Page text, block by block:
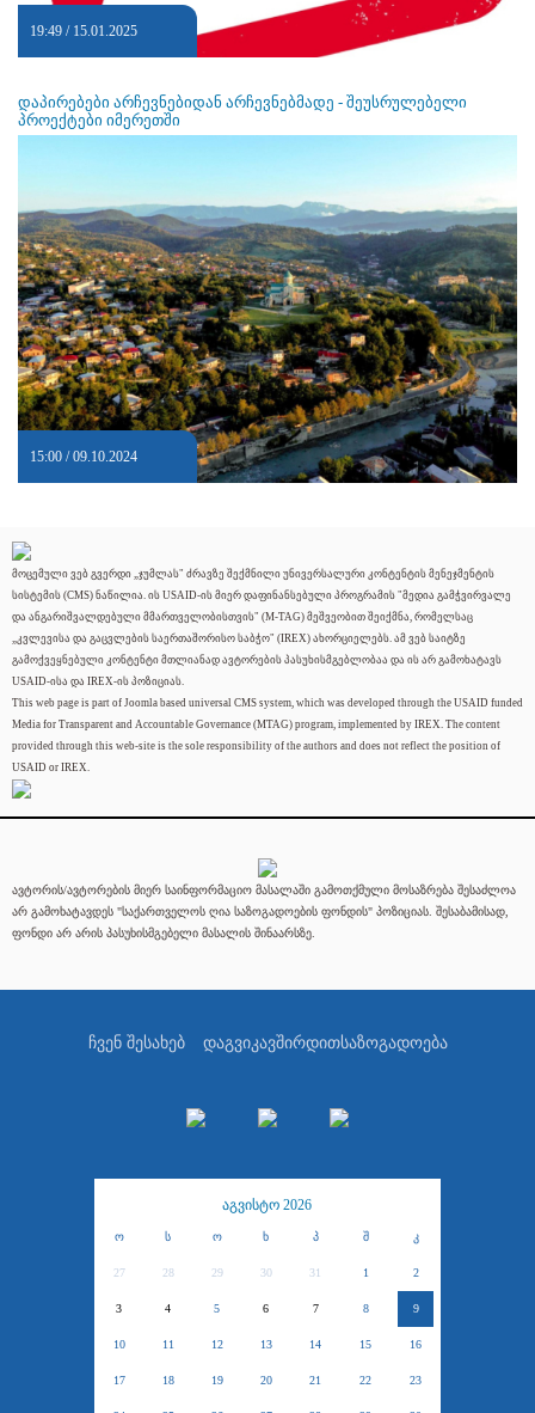
19:49 / 15.01.2025
დაპირებები არჩევნებიდან არჩევნებმადე - შეუსრულებელი
პროექტები იმერეთში
15:00 / 09.10.2024
მოცემული ვებ გვერდი „ჯუმლას" ძრავზე შექმნილი უნივერსალური კონტენტის მენეჯმენტის
სისტემის (CMS) ნაწილია. ის USAID-ის მიერ დაფინანსებული პროგრამის "მედია გამჭვირვალე
და ანგარიშვალდებული მმართველობისთვის" (M-TAG) მეშვეობით შეიქმნა, რომელსაც
„კვლევისა და გაცვლების საერთაშორისო საბჭო" (IREX) ახორციელებს. ამ ვებ საიტზე
გამოქვეყნებული კონტენტი მთლიანად ავტორების პასუხისმგებლობაა და ის არ გამოხატავს
USAID-ისა და IREX-ის პოზიციას.
This web page is part of Joomla based universal CMS system, which was developed through the USAID funded
Media for Transparent and Accountable Governance (MTAG) program, implemented by IREX. The content
provided through this web-site is the sole responsibility of the authors and does not reflect the position of
USAID or IREX.
ავტორის/ავტორების მიერ საინფორმაციო მასალაში გამოთქმული მოსაზრება შესაძლოა
არ გამოხატავდეს "საქართველოს ღია საზოგადოების ფონდის" პოზიციას. შესაბამისად,
ფონდი არ არის პასუხისმგებელი მასალის შინაარსზე.
ჩვენ შესახებ დაგვიკავშირდითსაზოგადოება
აგვისტო 2026
ო ს ო ხ პ შ კ
27 28 29 30 31 1 2
3 4 5 6 7 8 9
10 11 12 13 14 15 16
17 18 19 20 21 22 23